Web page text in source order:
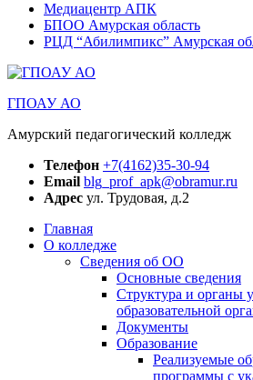
Медиацентр АПК
БПОО Амурская область
РЦД “Абилимпикс” Амурская
ГПОАУ АО
Амурский педагогический колледж
Телефон +7(4162)35-30-94
Email blg_prof_apk@obramur.ru
Адрес ул. Трудовая, д.2
Главная
О колледже
Сведения об ОО
Основные сведения
Структура и органы
образовательной
Документы
Образование
Реализуемые
программы с